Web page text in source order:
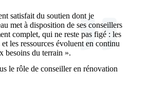
satisfait du soutien dont je
met à disposition de ses conseillers
complet, qui ne reste pas figé : les
les ressources évoluent en continu
besoins du terrain ».
le rôle de conseiller en rénovation